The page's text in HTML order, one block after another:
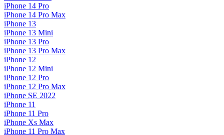
iPhone 14 Pro
iPhone 14 Pro Max
iPhone 13
iPhone 13 Mini
iPhone 13 Pro
iPhone 13 Pro Max
iPhone 12
iPhone 12 Mini
iPhone 12 Pro
iPhone 12 Pro Max
iPhone SE 2022
iPhone 11
iPhone 11 Pro
iPhone Xs Max
iPhone 11 Pro Max